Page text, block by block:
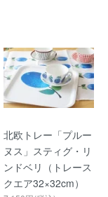
北欧トレー「プルー
ヌス」スティグ・リ
ンドベリ（トレース
クエア32×32cm）